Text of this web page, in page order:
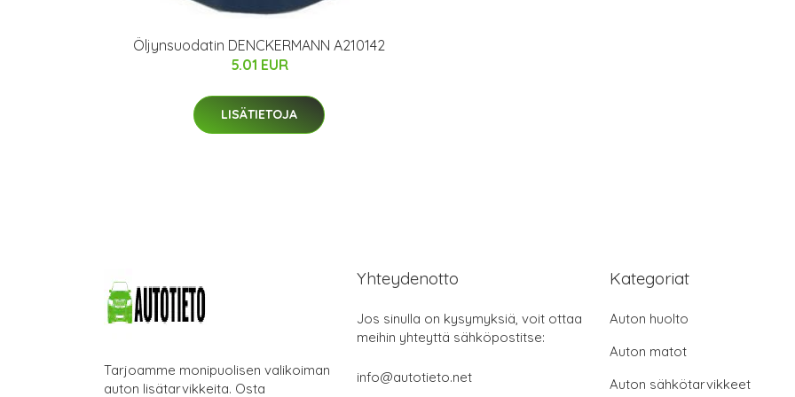
Öljynsuodatin DENCKERMANN A210142
5.01 EUR
LISÄTIETOJA
Tarjoamme monipuolisen valikoiman
auton lisätarvikkeita. Osta
Yhteydenotto
Jos sinulla on kysymyksiä, voit ottaa
meihin yhteyttä sähköpostitse:
info@autotieto.net
Kategoriat
Auton huolto
Auton matot
Auton sähkötarvikkeet